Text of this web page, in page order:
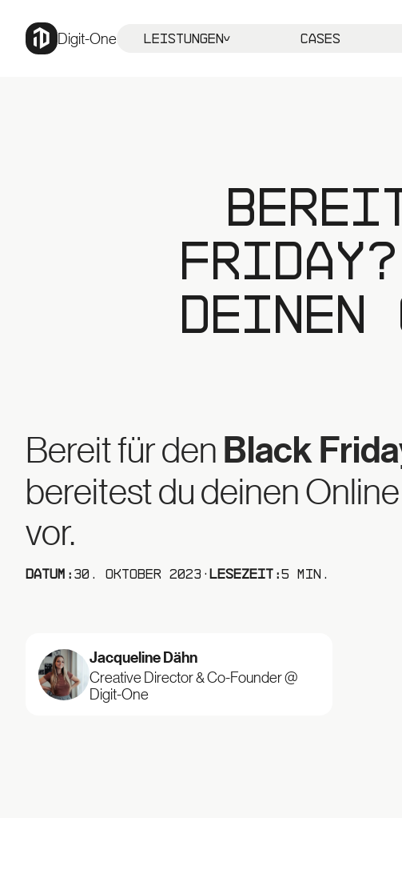
Digit-One Leistungen Cases
deinen
Bereit für den Black
bereitest du deinen
vor.
Datum: 30. Oktober 2023 · Lesezeit:5 min.
Jacqueline Dähn
Creative Director & Co-Founder @
Digit-One